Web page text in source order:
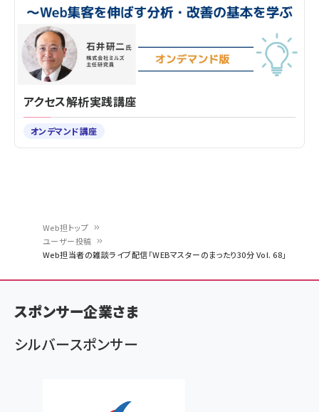
ン
く
ず
Web担トップ
ユーザー投稿
Web担当者の雑談ライブ配信「WEBマスターのまったり30分 Vol. 68」
アクセス解析実践講座
オンデマンド講座
スポンサー企業さま
シルバースポンサー